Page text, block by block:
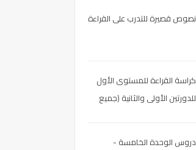
نصوص قصيرة للتدرب على القراءة
كراسة القراءة للمستوى الأول
للدورتين الأولى والثانية (جميع
دروس الوحدة الخامسة -